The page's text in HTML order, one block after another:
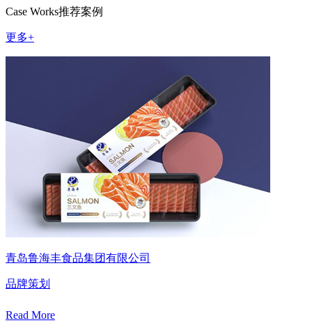
Case Works推荐案例
更多+
青岛鲁海丰食品集团有限公司
品牌策划
Read More